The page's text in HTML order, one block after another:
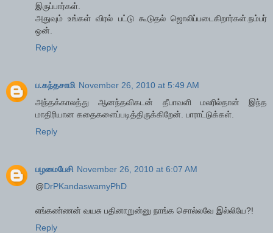
இருப்பார்கள்.
அதுவும் உங்கள் விரல் பட்டு கூடுதல் ஜொலிப்படைகிறார்கள்.நம்பர்
ஒன்.
Reply
ப.கந்தசாமி November 26, 2010 at 5:49 AM
அந்தக்காலத்து ஆனந்தவிகடன் தீபாவளி மலரில்தான் இந்த
மாதிரியான கதைகளைப்படித்திருக்கிறேன். பாராட்டுக்கள்.
Reply
பழமைபேசி November 26, 2010 at 6:07 AM
@DrPKandaswamyPhD
எங்கண்ணன் வயசு பதினாறுன்னு நாங்க சொல்லவே இல்லியே?!
Reply